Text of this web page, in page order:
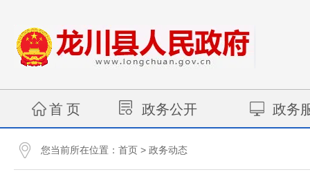
首 页 政务公开 政务
您当前所在位置： 首页 > 政务动态